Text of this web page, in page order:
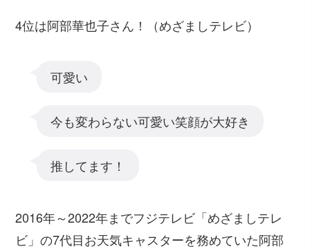
4位は阿部華也子さん！（めざましテレビ）
可愛い
今も変わらない可愛い笑顔が大好き
推してます！
2016年～2022年までフジテレビ「めざましテレ
ビ」の7代目お天気キャスターを務めていた阿部